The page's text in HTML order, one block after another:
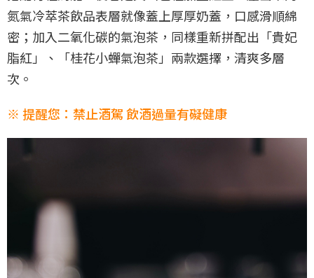
氮氣冷萃茶飲品表層就像蓋上厚厚奶蓋，口感滑順綿
密；加入二氧化碳的氣泡茶，同樣重新拼配出「貴妃
脂紅」、「桂花小蟬氣泡茶」兩款選擇，清爽多層
次。
※ 提醒您：禁止酒駕 飲酒過量有礙健康